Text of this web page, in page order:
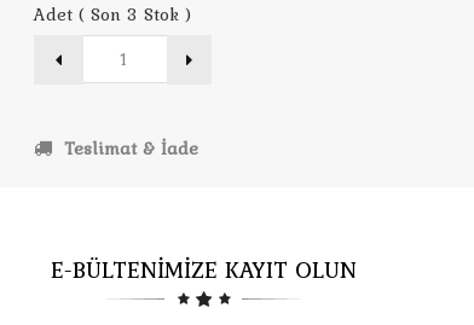
Adet ( Son 3 Stok )
Teslimat & İade
E-BÜLTENİMİZE KAYIT OLUN